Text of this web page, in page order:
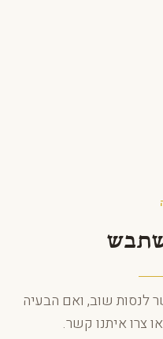
לנסות שוב, ואם הבעיה
צרו איתנו קשר.